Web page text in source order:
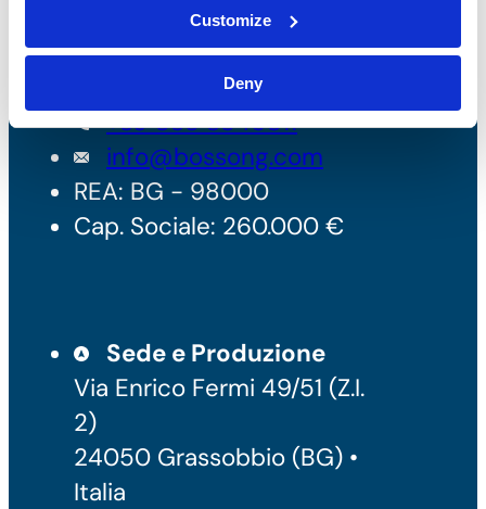
Customize
Deny
Bossong S.p.A.
P.IVA: IT00227840162
+39 035 3846011
info@bossong.com
REA: BG - 98000
Cap. Sociale: 260.000 €
Sede e Produzione
Via Enrico Fermi 49/51 (Z.I.
2)
24050 Grassobbio (BG) •
Italia